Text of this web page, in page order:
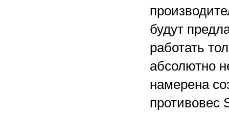
будут
работать
абсолютно
намерена
противовес